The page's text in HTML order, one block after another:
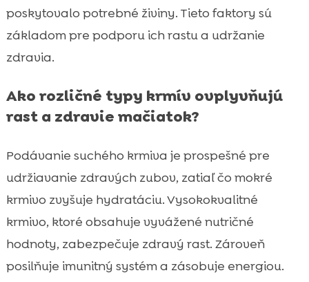
poskytovalo potrebné živiny. Tieto faktory sú
základom pre podporu ich rastu a udržanie
zdravia.
Ako rozličné typy krmív ovplyvňujú
rast a zdravie mačiatok?
Podávanie suchého krmiva je prospešné pre
udržiavanie zdravých zubov, zatiaľ čo mokré
krmivo zvyšuje hydratáciu. Vysokokvalitné
krmivo, ktoré obsahuje vyvážené nutričné
hodnoty, zabezpečuje zdravý rast. Zároveň
posilňuje imunitný systém a zásobuje energiou.